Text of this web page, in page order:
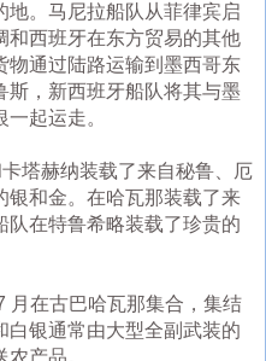
地。马尼拉船队从菲律宾启
和西班牙在东方贸易的其他
物通过陆路运输到墨西哥东
斯，新西班牙船队将其与墨
起运走。
塔赫纳装载了来自秘鲁、厄
银和金。在哈瓦那装载了来
队在特鲁希略装载了珍贵的
月在古巴哈瓦那集合，集结
白银通常由大型全副武装的
产品。